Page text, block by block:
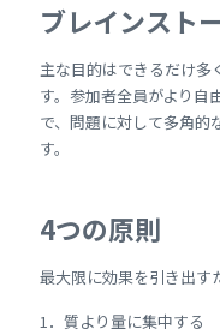
ブレインスト
主な目的はできるだけ多
す。参加者全員がより自
で、問題に対して多角的
す。
4つの原則
最大限に効果を引き出す
1．質より量に集中する